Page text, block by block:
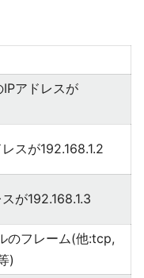
アドレスが
スが192.168.1.2
が192.168.1.3
のフレーム(他:tcp,
)